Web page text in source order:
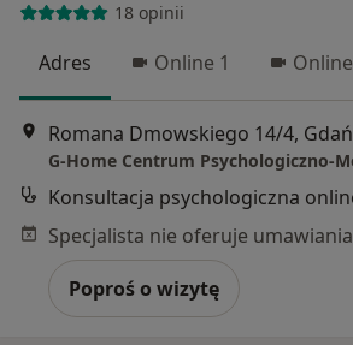
18 opinii
Adres Online 1
Romana Dmowskiego 14/4,
G-Home Centrum Psychologiczno-
Konsultacja psychologiczna
Poproś o wizytę